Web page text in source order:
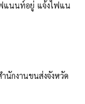
ฟแนนท์อยู่ แจ้งไฟแน
นักงานขนส่งจังหวัด